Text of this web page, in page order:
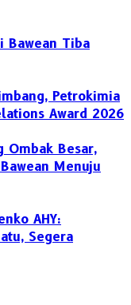
Bawean Tiba
Petrokimia
Award 2026
Ombak Besar,
Menuju
AHY:
Segera